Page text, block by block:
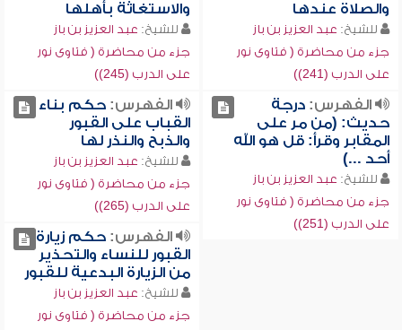
والصلاة عندها
للشيخ: عبد العزيز بن باز
جزء من محاضرة ( فتاوى نور
على الدرب (241))
والاستغاثة بأهلها
للشيخ: عبد العزيز بن باز
جزء من محاضرة ( فتاوى نور
على الدرب (245))
الفهرس:درجة
حديث: (من مر على
المقابر وقرأ: قل هو الله
أحد ...)
للشيخ: عبد العزيز بن باز
جزء من محاضرة ( فتاوى نور
على الدرب (251))
الفهرس:حكم بناء
القباب على القبور
والذبح والنذر لها
للشيخ: عبد العزيز بن باز
جزء من محاضرة ( فتاوى نور
على الدرب (265))
الفهرس:حكم زيارة
القبور للنساء والتحذير
من الزيارة البدعية للقبور
للشيخ: عبد العزيز بن باز
جزء من محاضرة ( فتاوى نور